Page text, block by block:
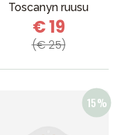
Toscanyn ruusu
€ 19
(€ 25)